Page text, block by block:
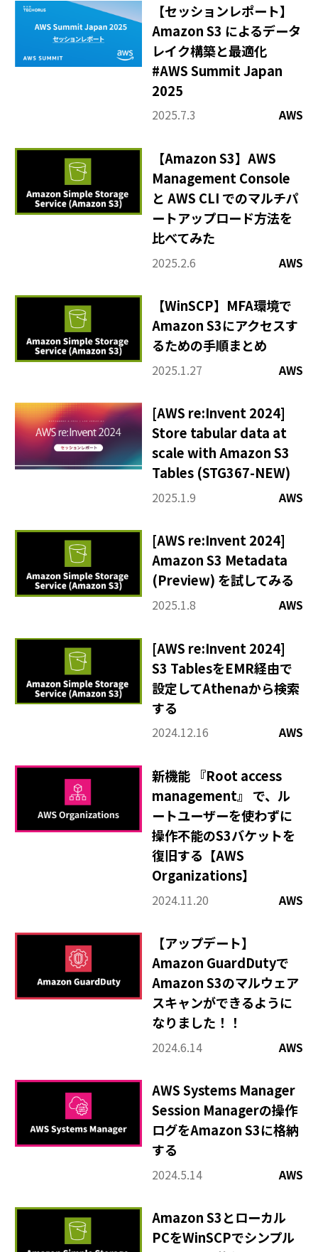
【セッションレポート】
Amazon S3 によるデータ
レイク構築と最適化
#AWS Summit Japan
2025
2025.7.3 AWS
【Amazon S3】AWS
Management Console
と AWS CLI でのマルチパ
ートアップロード方法を
比べてみた
2025.2.6 AWS
【WinSCP】MFA環境で
Amazon S3にアクセスす
るための手順まとめ
2025.1.27 AWS
[AWS re:Invent 2024]
Store tabular data at
scale with Amazon S3
Tables (STG367-NEW)
2025.1.9 AWS
[AWS re:Invent 2024]
Amazon S3 Metadata
(Preview) を試してみる
2025.1.8 AWS
[AWS re:Invent 2024]
S3 TablesをEMR経由で
設定してAthenaから検索
する
2024.12.16 AWS
新機能 『Root access
management』 で、ル
ートユーザーを使わずに
操作不能のS3バケットを
復旧する【AWS
Organizations】
2024.11.20 AWS
【アップデート】
Amazon GuardDutyで
Amazon S3のマルウェア
スキャンができるように
なりました！！
2024.6.14 AWS
AWS Systems Manager
Session Managerの操作
ログをAmazon S3に格納
する
2024.5.14 AWS
Amazon S3とローカル
PCをWinSCPでシンプル